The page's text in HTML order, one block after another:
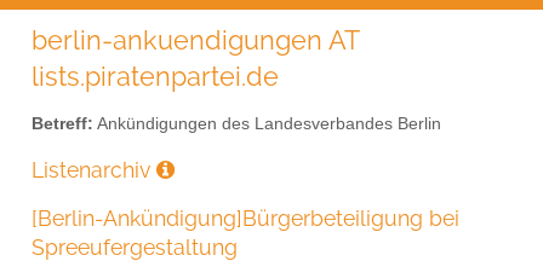
berlin-ankuendigungen AT
lists.piratenpartei.de
Betreff: Ankündigungen des Landesverbandes Berlin
Listenarchiv
[Berlin-Ankündigung]Bürgerbeteiligung bei
Spreeufergestaltung